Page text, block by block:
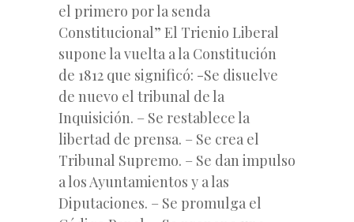
el primero por la senda
Constitucional” El Trienio Liberal
supone la vuelta a la Constitución
de 1812 que significó: -Se disuelve
de nuevo el tribunal de la
Inquisición. – Se restablece la
libertad de prensa. – Se crea el
Tribunal Supremo. – Se dan impulso
a los Ayuntamientos y a las
Diputaciones. – Se promulga el